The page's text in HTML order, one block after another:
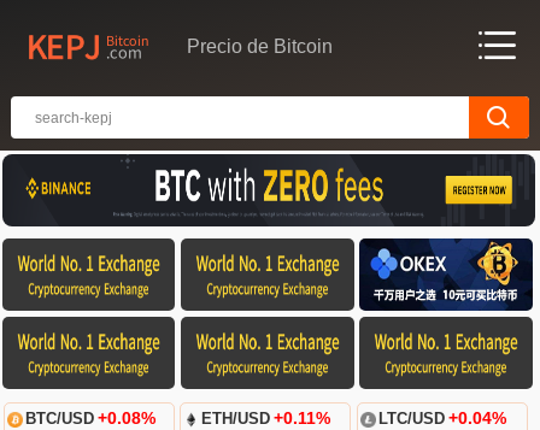
Precio de Bitcoin
BTC/USD +0.08% ETH/USD +0.11% LTC/USD +0.04%